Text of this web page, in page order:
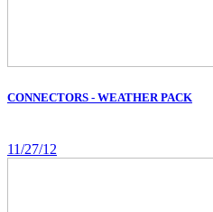
CONNECTORS - WEATHER PACK
11/27/12